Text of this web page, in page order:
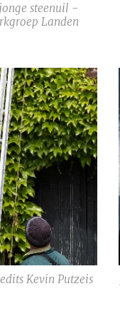
steenuil -
Landen
Kevin Putzeis